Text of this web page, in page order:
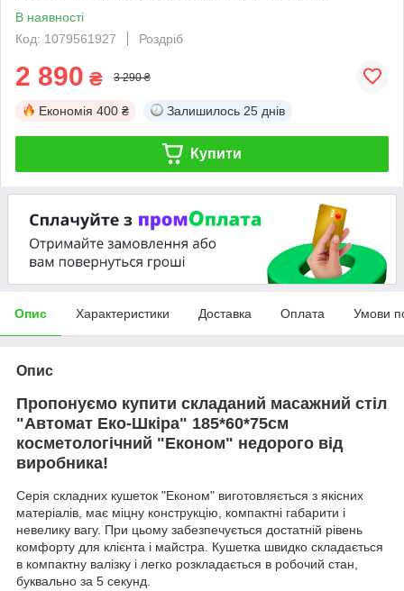
В наявності
Код: 1079561927
Роздріб
2 890 ₴ 3 290 ₴
Економія 400 ₴ Залишилось 25 днів
Купити
Опис Характеристики Доставка Оплата Умови
Опис
Пропонуємо купити складаний масажний стіл
"Автомат Еко-Шкіра" 185*60*75см
косметологічний "Економ" недорого від
виробника!
Серія складних кушеток "Економ" виготовляється з якісних
матеріалів, має міцну конструкцію, компактні габарити і
невелику вагу. При цьому забезпечується достатній рівень
комфорту для клієнта і майстра. Кушетка швидко складається
в компактну валізку і легко розкладається в робочий стан,
буквально за 5 секунд.